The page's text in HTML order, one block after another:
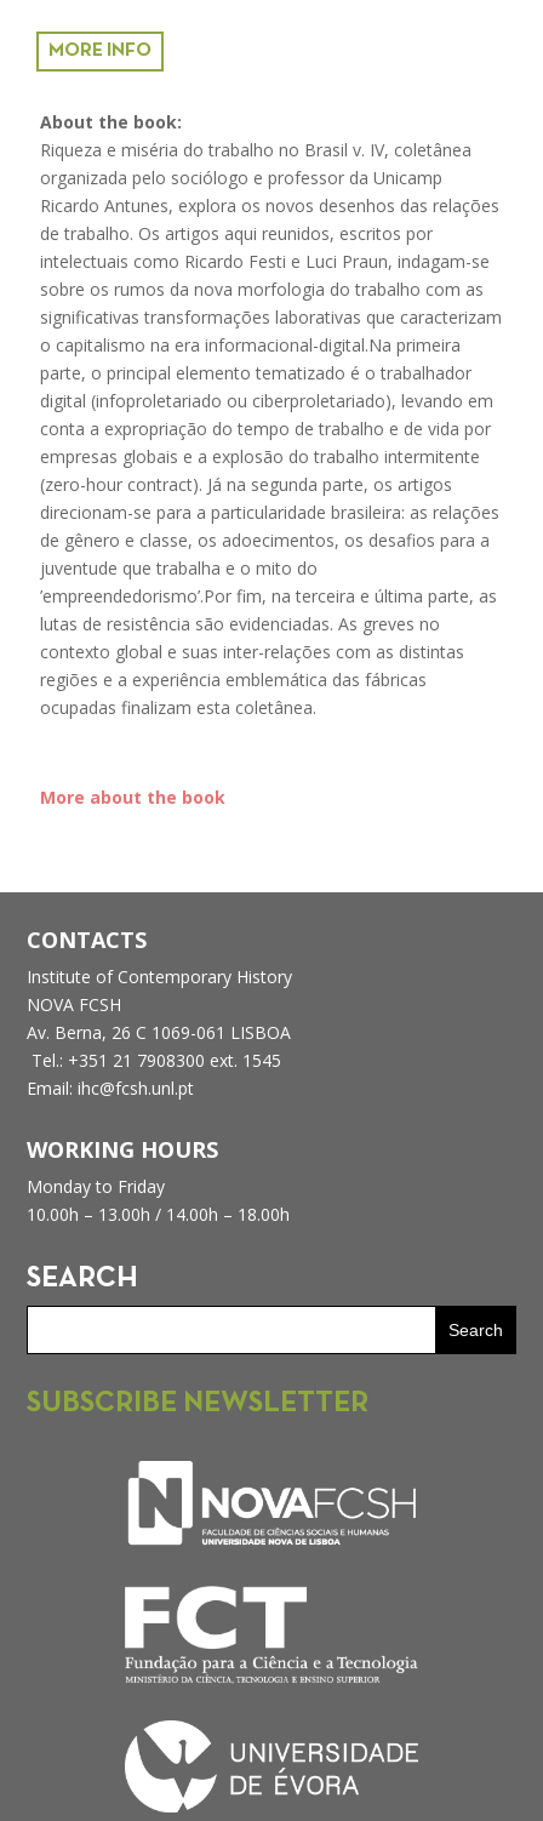
MORE INFO
About the book:
Riqueza e miséria do trabalho no Brasil v. IV, coletânea
organizada pelo sociólogo e professor da Unicamp
Ricardo Antunes, explora os novos desenhos das relações
de trabalho. Os artigos aqui reunidos, escritos por
intelectuais como Ricardo Festi e Luci Praun, indagam-se
sobre os rumos da nova morfologia do trabalho com as
significativas transformações laborativas que caracterizam
o capitalismo na era informacional-digital.Na primeira
parte, o principal elemento tematizado é o trabalhador
digital (infoproletariado ou ciberproletariado), levando em
conta a expropriação do tempo de trabalho e de vida por
empresas globais e a explosão do trabalho intermitente
(zero-hour contract). Já na segunda parte, os artigos
direcionam-se para a particularidade brasileira: as relações
de gênero e classe, os adoecimentos, os desafios para a
juventude que trabalha e o mito do
’empreendedorismo’.Por fim, na terceira e última parte, as
lutas de resistência são evidenciadas. As greves no
contexto global e suas inter-relações com as distintas
regiões e a experiência emblemática das fábricas
ocupadas finalizam esta coletânea.
More about the book
CONTACTS
Institute of Contemporary History
NOVA FCSH
Av. Berna, 26 C 1069-061 LISBOA
Tel.: +351 21 7908300 ext. 1545
Email: ihc@fcsh.unl.pt
WORKING HOURS
Monday to Friday
10.00h – 13.00h / 14.00h – 18.00h
SEARCH
SUBSCRIBE NEWSLETTER